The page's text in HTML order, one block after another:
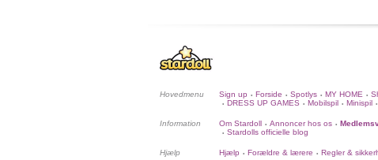
Hovedmenu Sign up • Forside • Spotlys • MY HOME •
• DRESS UP GAMES • Mobilspil • Minispil •
Information Om Stardoll • Annoncer hos os •
• Stardolls officielle blog
Hjælp Hjælp • Forældre & lærere • Regler &